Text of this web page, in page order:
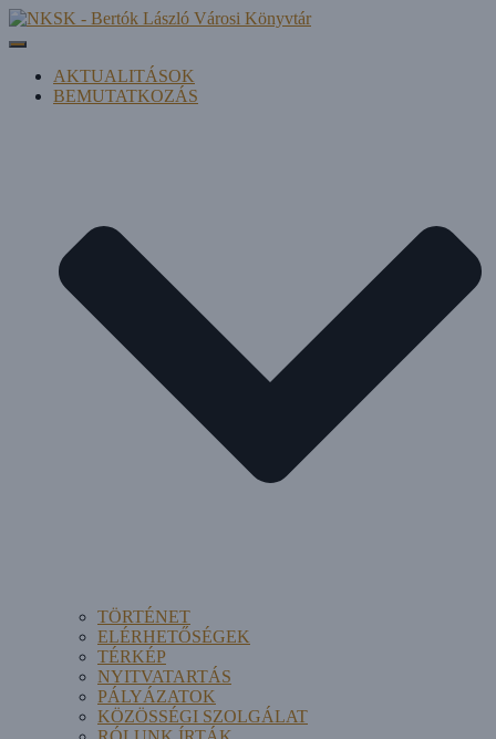
Navigáció be-/kikapcsolása
AKTUALITÁSOK
BEMUTATKOZÁS
TÖRTÉNET
ELÉRHETŐSÉGEK
TÉRKÉP
NYITVATARTÁS
PÁLYÁZATOK
KÖZÖSSÉGI SZOLGÁLAT